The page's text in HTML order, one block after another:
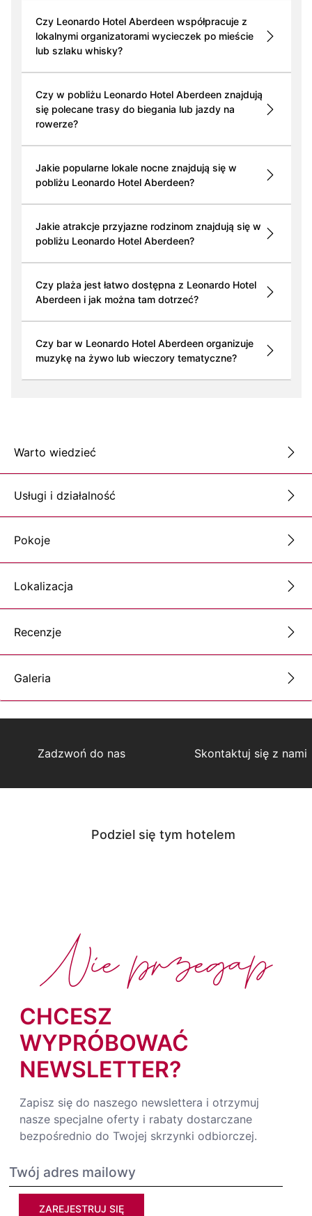
Czy Leonardo Hotel Aberdeen współpracuje z
lokalnymi organizatorami wycieczek po mieście
lub szlaku whisky?
Czy w pobliżu Leonardo Hotel Aberdeen znajdują
się polecane trasy do biegania lub jazdy na
rowerze?
Jakie popularne lokale nocne znajdują się w
pobliżu Leonardo Hotel Aberdeen?
Jakie atrakcje przyjazne rodzinom znajdują się w
pobliżu Leonardo Hotel Aberdeen?
Czy plaża jest łatwo dostępna z Leonardo Hotel
Aberdeen i jak można tam dotrzeć?
Czy bar w Leonardo Hotel Aberdeen organizuje
muzykę na żywo lub wieczory tematyczne?
Warto wiedzieć
Usługi i działalność
Pokoje
Lokalizacja
Recenzje
Galeria
Zadzwoń do nas Skontaktuj się z nami
Podziel się tym hotelem
CHCESZ
WYPRÓBOWAĆ
NEWSLETTER?
Zapisz się do naszego newslettera i otrzymuj
nasze specjalne oferty i rabaty dostarczane
bezpośrednio do Twojej skrzynki odbiorczej.
ZAREJESTRUJ SIĘ
Nie przegap